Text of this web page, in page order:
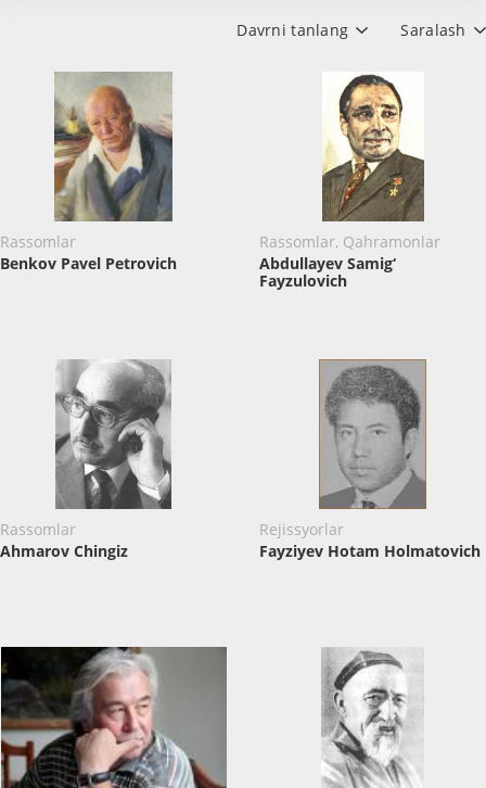
Saralash
Davrni tanlang
Rassomlar
Benkov Pavel Petrovich
Rassomlar, Qahramonlar
Abdullayev Samig‘
Fayzulovich
Rassomlar
Ahmarov Chingiz
Rejissyorlar
Fayziyev Hotam Holmatovich